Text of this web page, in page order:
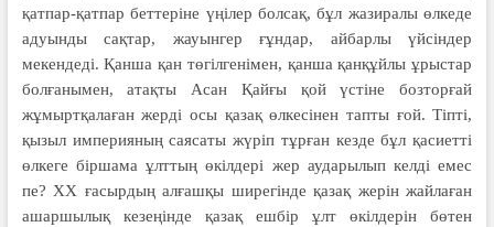
қатпар-қатпар беттеріне үңілер болсақ, бұл жазиралы өлкеде
адуынды сақтар, жауынгер ғұндар, айбарлы үйсіндер
мекендеді. Қанша қан төгілгенімен, қанша қанқұйлы ұрыстар
болғанымен, атақты Асан Қайғы қой үстіне боз­торғай
жұмыртқалаған жерді осы қазақ өлкесінен тапты ғой. Тіпті,
қызыл империяның саясаты жүріп тұрған кезде бұл қасиетті
өлкеге біршама ұлттың өкілдері жер аударылып кел­ді емес
пе? ХХ ғасырдың алғашқы ширегінде қазақ жерін жайлаған
ашаршылық кезеңінде қазақ ешбір ұлт өкілдерін бөтен